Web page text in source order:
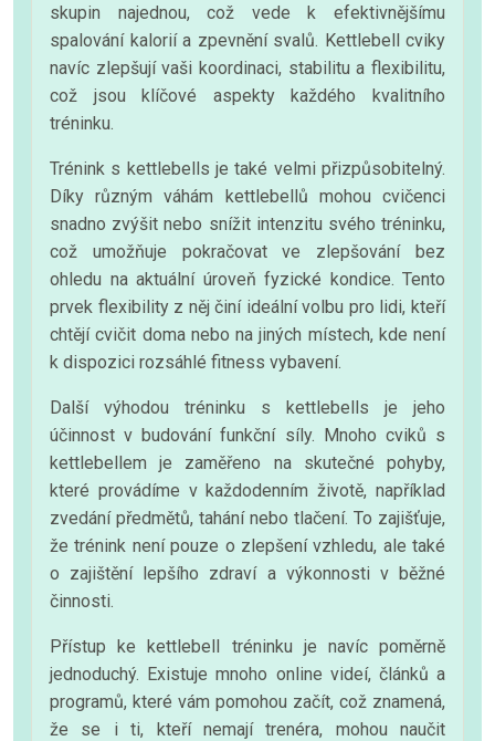
skupin najednou, což vede k efektivnějšímu
spalování kalorií a zpevnění svalů. Kettlebell cviky
navíc zlepšují vaši koordinaci, stabilitu a flexibilitu,
což jsou klíčové aspekty každého kvalitního
tréninku.
Trénink s kettlebells je také velmi přizpůsobitelný.
Díky různým váhám kettlebellů mohou cvičenci
snadno zvýšit nebo snížit intenzitu svého tréninku,
což umožňuje pokračovat ve zlepšování bez
ohledu na aktuální úroveň fyzické kondice. Tento
prvek flexibility z něj činí ideální volbu pro lidi, kteří
chtějí cvičit doma nebo na jiných místech, kde není
k dispozici rozsáhlé fitness vybavení.
Další výhodou tréninku s kettlebells je jeho
účinnost v budování funkční síly. Mnoho cviků s
kettlebellem je zaměřeno na skutečné pohyby,
které provádíme v každodenním životě, například
zvedání předmětů, tahání nebo tlačení. To zajišťuje,
že trénink není pouze o zlepšení vzhledu, ale také
o zajištění lepšího zdraví a výkonnosti v běžné
činnosti.
Přístup ke kettlebell tréninku je navíc poměrně
jednoduchý. Existuje mnoho online videí, článků a
programů, které vám pomohou začít, což znamená,
že se i ti, kteří nemají trenéra, mohou naučit